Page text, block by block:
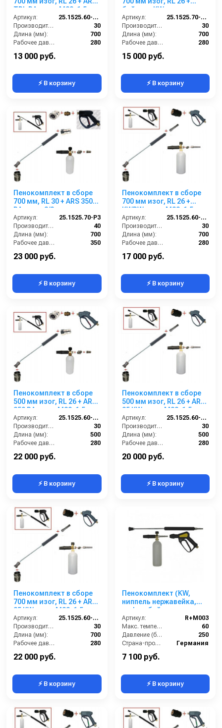
TPL РА; вход М22х1,5ш.
Артикул:
25.1525.60-P26 -7-TPL
Производительность (л/мин):
30
Длина (мм):
700
Рабочее давление (бар):
280
13 000 руб.
⚡ В корзину
байонет KW; вход
М22х1,5ш.
Артикул:
25.1525.70-P26KWизог.
Производительность (л/мин):
30
Длина (мм):
700
Рабочее давление (бар):
280
15 000 руб.
⚡ В корзину
Пенокомплект в сборе
700 мм, RL 30 + ARS 350
РА; вход 3/8ш.
Артикул:
25.1525.70-P3
Производительность (л/мин):
40
Длина (мм):
700
Рабочее давление (бар):
350
23 000 руб.
⚡ В корзину
Пенокомплект в сборе
700 мм изог, RL 26 +
KWRW; вход М22х1,5ш.
Артикул:
25.1525.60-P26-7KWRM
Производительность (л/мин):
30
Длина (мм):
700
Рабочее давление (бар):
280
17 000 руб.
⚡ В корзину
Пенокомплект в сборе
500 мм изог, RL 26 + ARS
350 РА; вход М22х1,5ш.
Артикул:
25.1525.60-P26
Производительность (л/мин):
30
Длина (мм):
500
Рабочее давление (бар):
280
22 000 руб.
⚡ В корзину
Пенокомплект в сборе
500 мм изог, RL 26 + ARS
25 KW; вход М22х1,5ш.
Артикул:
25.1525.60-P26KW
Производительность (л/мин):
30
Длина (мм):
500
Рабочее давление (бар):
280
20 000 руб.
⚡ В корзину
Пенокомплект в сборе
700 мм изог, RL 26 + ARS
25 KW; вход М22х1,5ш.
Артикул:
25.1525.60-P26-7KW
Производительность (л/мин):
30
Длина (мм):
700
Рабочее давление (бар):
280
22 000 руб.
⚡ В корзину
Пенокомплект (KW,
ниппель нержавейка,
муфта-байонет латунь,
250bar), копье L=60cm
Артикул:
R+M003
Макс. температура горячей воды (°C):
60
Давление (бар):
250
Страна-производитель:
Германия
7 100 руб.
⚡ В корзину